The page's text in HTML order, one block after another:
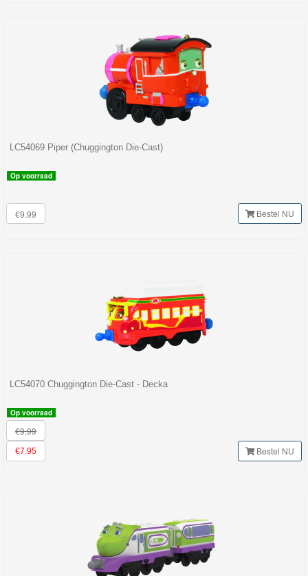
LC54069 Piper (Chuggington Die-Cast)
Op voorraad
€9.99 Bestel NU
LC54070 Chuggington Die-Cast - Decka
Op voorraad
€9.99
€7.95 Bestel NU